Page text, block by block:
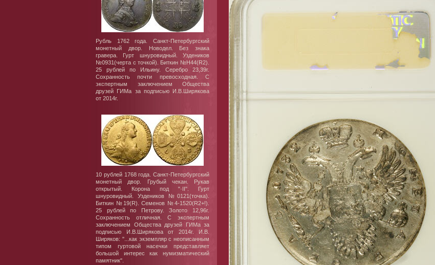
Рубль 1762 года. Санкт-Петербургский
монетный двор. Новодел. Без знака
гравера. Гурт шнуровидный. Уздеников
№0931(черта с точкой). Биткин №Н44(R2).
25 рублей по Ильину. Серебро 23,39г.
Сохранность почти превосходная. С
экспертным заключением Общества
друзей ГИМа за подписью И.В.Ширякова
от 2014г.
10 рублей 1768 года. Санкт-Петербургский
монетный двор. Грубый чекан. Рукав
открытый. Корона под "·II". Гурт
шнуровидный. Уздеников №0121(точка).
Биткин №19(R). Семенов №4-1520(R2+!).
25 рублей по Петрову. Золото 12,96г.
Сохранность отличная. С экспертным
заключением Общества друзей ГИМа за
подписью И.В.Ширякова от 2014г. И.В.
Ширяков: "...как экземпляр с неописанным
типом гуртовой насечки представляет
большой интерес как нумизматический
памятник".